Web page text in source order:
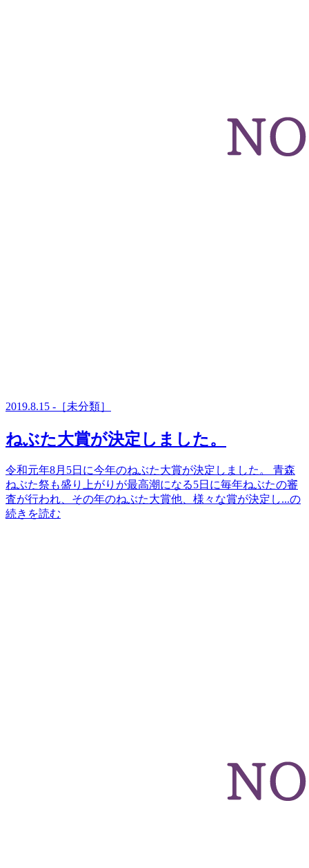
2019.8.15 -［未分類］
ねぶた大賞が決定しました。
令和元年8月5日に今年のねぶた大賞が決定しました。 青森
ねぶた祭も盛り上がりが最高潮になる5日に毎年ねぶたの審
査が行われ、その年のねぶた大賞他、様々な賞が決定し...の
続きを読む